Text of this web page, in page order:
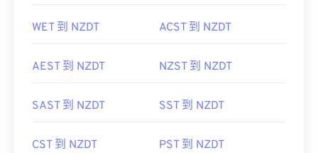
WET 到 NZDT ACST 到 NZDT
AEST 到 NZDT NZST 到 NZDT
SAST 到 NZDT SST 到 NZDT
CST 到 NZDT PST 到 NZDT